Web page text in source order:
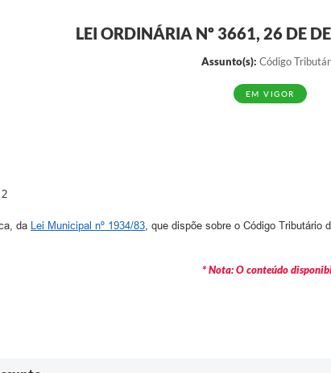
LEI ORDINÁRIA Nº 3661, 26 DE
Assunto(s): Código
EM VIGOR
da Lei Municipal nº 1934/83, que dispõe sobre o Código Tributário
* Nota: O conteúdo